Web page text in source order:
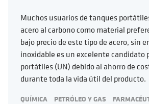
Muchos usuarios de tanques
acero al carbono como material
bajo precio de este tipo de acero, sin
inoxidable es un excelente candidato
portátiles (UN) debido al ahorro de
durante toda la vida útil del producto.
QUÍMICA PETRÓLEO Y GAS